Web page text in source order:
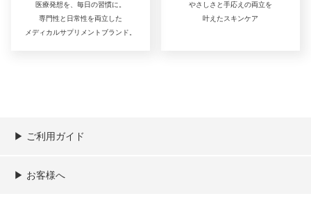
医療発想を、毎日の習慣に。
専門性と日常性を両立した
メディカルサプリメントブランド。
やさしさと手応えの両立を
叶えたスキンケア
▶︎ ご利用ガイド
ご利用ガイド
決済／配送／送料について
取り扱い商品一覧
顧客情報の取扱について
特定商取引法の表記
▶︎ お客様へ